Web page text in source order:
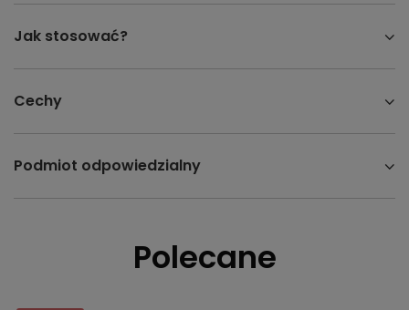
Jak stosować?
Cechy
Podmiot odpowiedzialny
Polecane